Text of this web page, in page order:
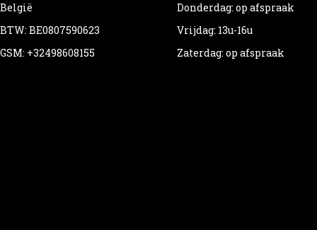
België
BTW: BE0807590623
GSM: +32498608155
Donderdag: op afspraak
Vrijdag: 13u-16u
Zaterdag: op afspraak